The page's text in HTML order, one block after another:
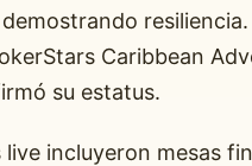
Caribbean
su estatus.
incluyeron mesas